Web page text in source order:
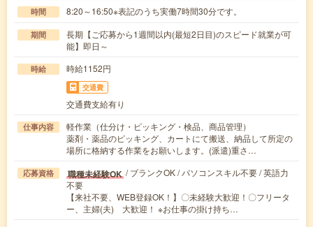
時間 8:20～16:50※表記のうち実働7時間30分です。
期間
長期【ご応募から1週間以内(最短2日目)のスピード就業が可
能】即日～
時給 時給1152円
交通費
交通費支給有り
仕事内容
軽作業（仕分け・ピッキング・検品、商品管理）
薬剤・薬品のピッキング、カートにて搬送、納品して所定の
場所に格納する作業をお願いします。(派遣)重さ…
応募資格 職種未経験OK / ブランクOK / パソコンスキル不要 / 英語力
不要
【来社不要、WEB登録OK！】〇未経験大歓迎！〇フリータ
ー、主婦(夫) 大歓迎！ ※お仕事の掛け持ち…